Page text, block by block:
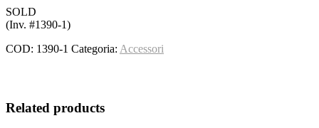
SOLD
(Inv. #1390-1)
COD: 1390-1 Categoria: Accessori
Related products